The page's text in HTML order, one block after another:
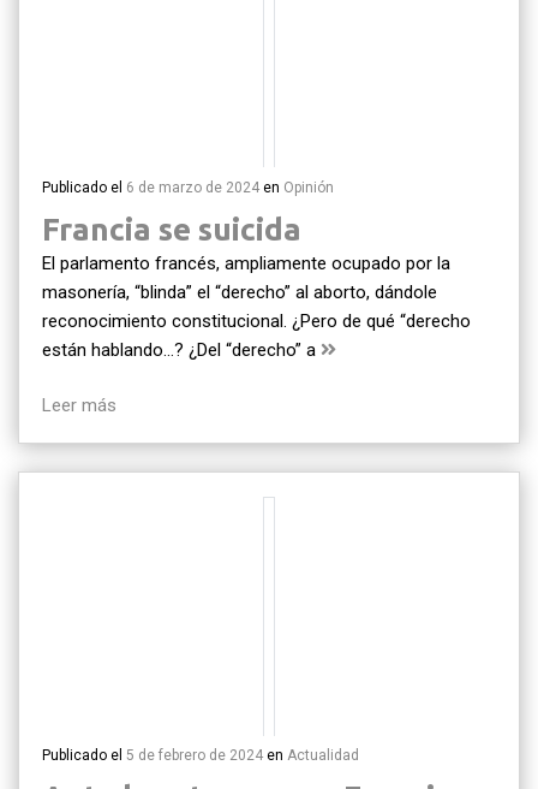
Publicado el 6 de marzo de 2024 en Opinión
Francia se suicida
El parlamento francés, ampliamente ocupado por la
masonería, “blinda” el “derecho” al aborto, dándole
reconocimiento constitucional. ¿Pero de qué “derecho
están hablando…? ¿Del “derecho” a
Leer más
Publicado el 5 de febrero de 2024 en Actualidad